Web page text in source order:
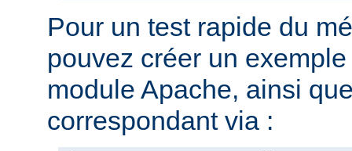
Pour un test rapide du
pouvez créer un
module Apache, ainsi
correspondant via :